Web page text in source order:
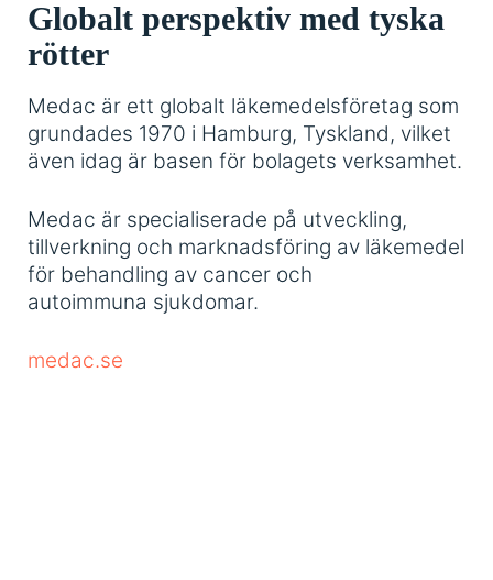
Globalt perspektiv med tyska
rötter
Medac är ett globalt läkemedelsföretag som
grundades 1970 i Hamburg, Tyskland, vilket
även idag är basen för bolagets verksamhet.
Medac är specialiserade på utveckling,
tillverkning och marknadsföring av läkemedel
för behandling av cancer och
autoimmuna sjukdomar.
medac.se